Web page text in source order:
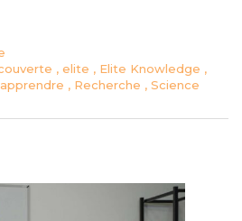
, elite , Elite Knowledge ,
, Recherche , Science